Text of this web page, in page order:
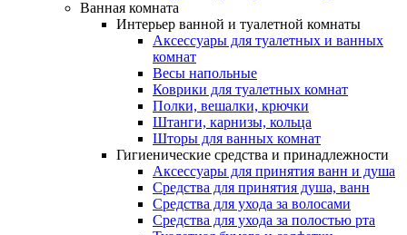
Ванная комната
Интерьер ванной и туалетной комнаты
Аксессуары для туалетных и ванных
комнат
Весы напольные
Коврики для туалетных комнат
Полки, вешалки, крючки
Штанги, карнизы, кольца
Шторы для ванных комнат
Гигиенические средства и принадлежности
Аксессуары для принятия ванн и душа
Средства для принятия душа, ванн
Средства для ухода за волосами
Средства для ухода за полостью рта